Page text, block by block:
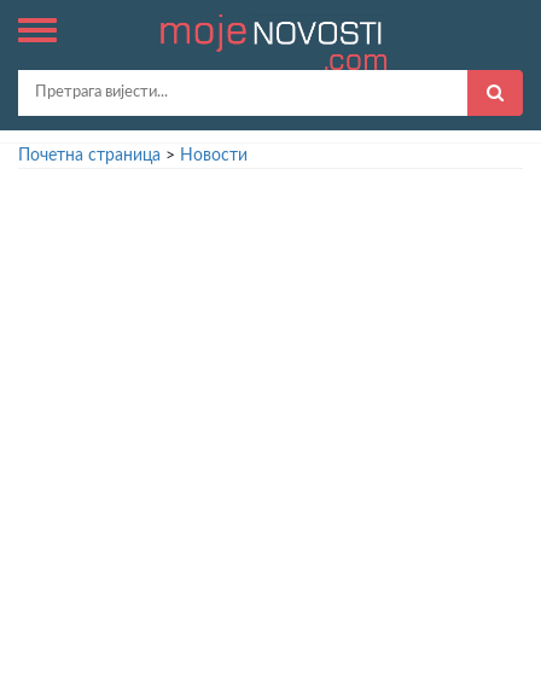
Почетна страница > Новости